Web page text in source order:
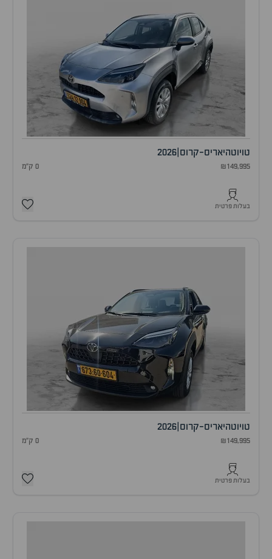
טויוטהיאריס-קרוס 2026
₪149,995 0 ק"מ
בעלות פרטית
טויוטהיאריס-קרוס 2026
₪149,995 0 ק"מ
בעלות פרטית